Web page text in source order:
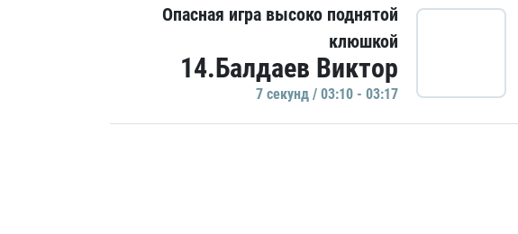
Опасная игра высоко поднятой
клюшкой
14.Балдаев Виктор
7 секунд / 03:10 - 03:17